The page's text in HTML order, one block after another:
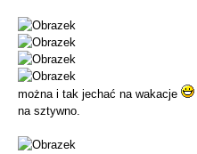
można i tak jechać na wakacje
na sztywno.